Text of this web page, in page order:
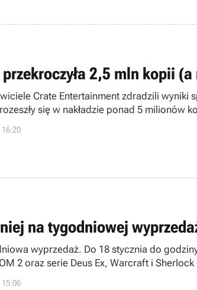
2,5 mln kopii
Crate Entertainment zdradzili wyniki
się w nakładzie ponad 5 milionów
16:20
na tygodniowej
wyprzedaż. Do 18 stycznia do
2 oraz serie Deus Ex, Warcraft i
15:06